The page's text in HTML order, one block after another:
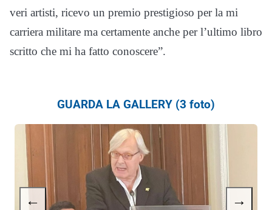
veri artisti, ricevo un premio prestigioso per la mi
carriera militare ma certamente anche per l’ultimo libro
scritto che mi ha fatto conoscere”.
GUARDA LA GALLERY (3 foto)
← →